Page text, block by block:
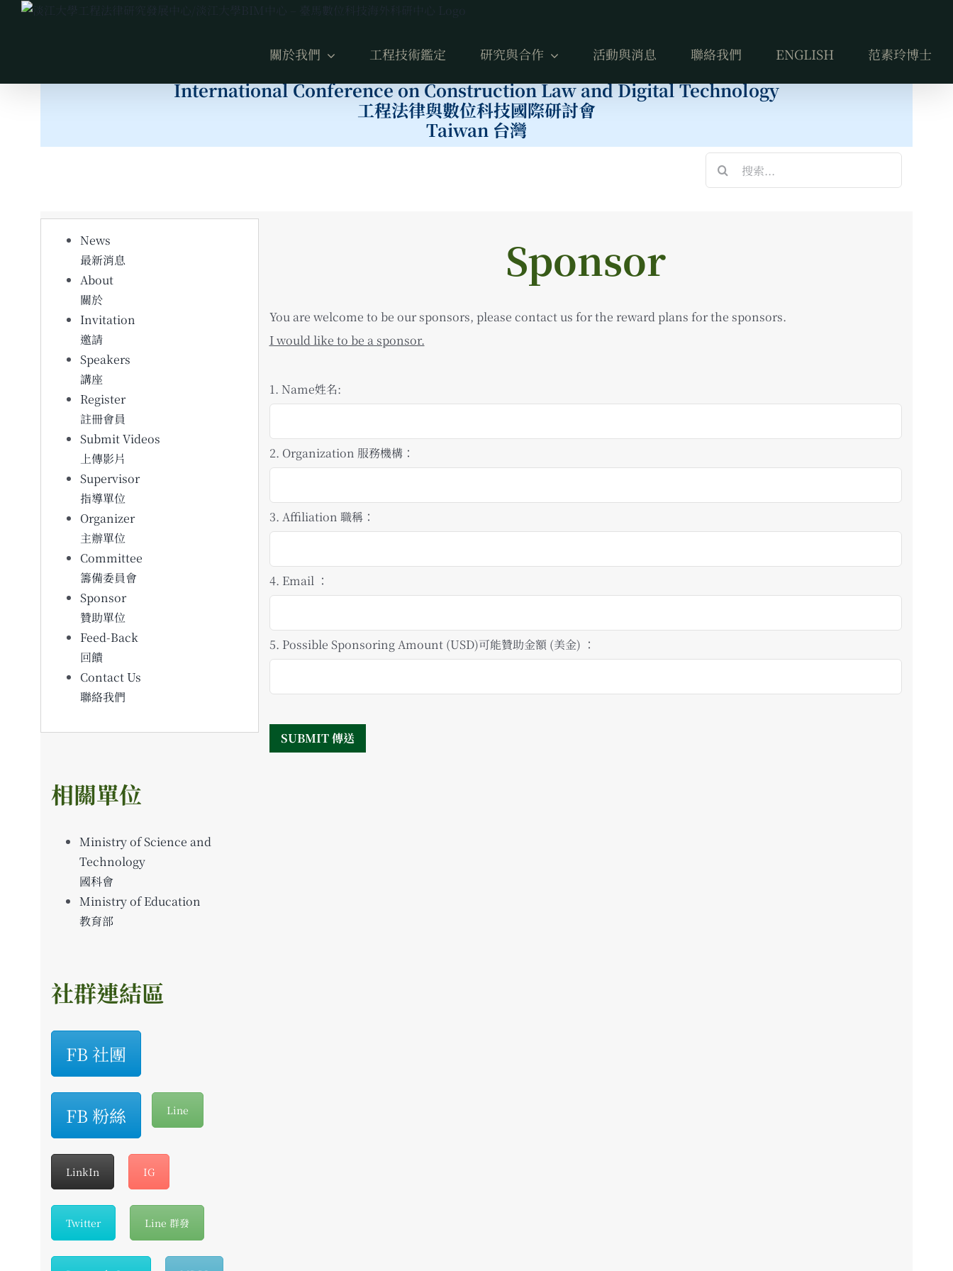
Skip
關於我們 工程技術鑑定 研究與合作 活動與消息 聯絡我們 ENGLISH 范素玲博士
[horizontal-scrolling group=”GROUP2″]
International Conference on Construction Law and Digital Technology
工程法律與數位科技國際研討會
Taiwan 台灣
News
最新消息
About
關於
Invitation
邀請
Speakers
講座
Register
註冊會員
Submit Videos
上傳影片
Supervisor
指導單位
Organizer
主辦單位
Committee
籌備委員會
Sponsor
贊助單位
Feed-Back
回饋
Contact Us
聯絡我們
相關單位
Ministry of Science and
Technology
國科會
Ministry of Education
教育部
社群連結區
FB 社團
FB 粉絲 Line
LinkIn IG
Twitter Line 群發
Sponsor
You are welcome to be our sponsors, please contact us for the reward plans for the sponsors.
I would like to be a sponsor.
1. Name姓名:
2. Organization 服務機構：
3. Affiliation 職稱：
4. Email ：
5. Possible Sponsoring Amount (USD)可能贊助金額 (美金) ：